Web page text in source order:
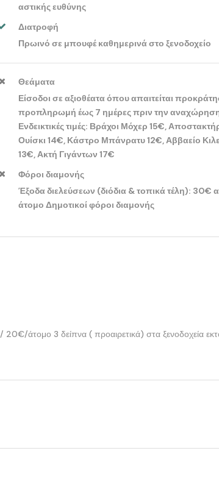
αστικής ευθύνης
Διατροφή
Πρωινό σε μπουφέ καθημερινά στο ξενοδοχείο
Θεάματα
Είσοδοι σε αξιοθέατα όπου απαιτείται
προπληρωμή έως 7 ημέρες πριν την
Ενδεικτικές τιμές: Βράχοι Μόχερ 15€,
Ουίσκι 14€, Κάστρο Μπάνρατυ 12€, Αββαείο
13€, Ακτή Γιγάντων 17€
Φόροι διαμονής
Έξοδα διελεύσεων (διόδια & τοπικά τέλη): 30€
άτομο Δημοτικοί φόροι διαμονής
άτομο 3 δείπνα ( προαιρετικά) στα ξενοδοχεία